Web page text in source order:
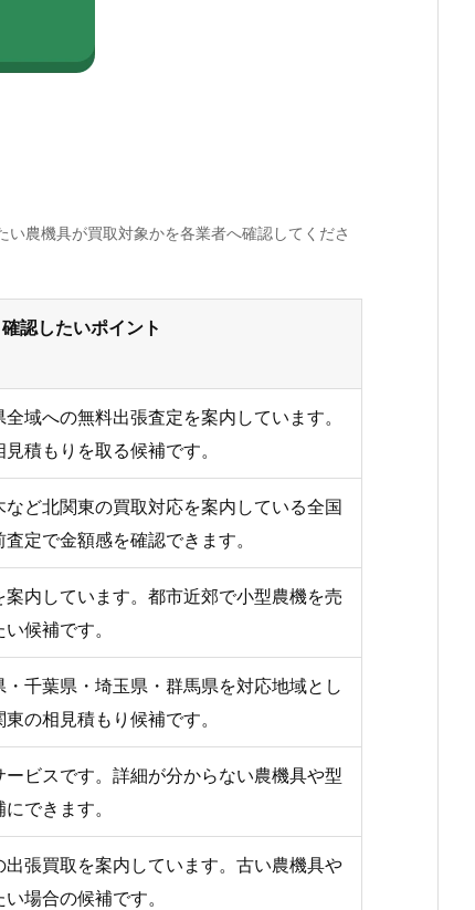
農機具が買取対象かを各業者へ確認してくださ
確認したいポイント
域への無料出張査定を案内しています。
積もりを取る候補です。
ど北関東の買取対応を案内している全国
定で金額感を確認できます。
内しています。都市近郊で小型農機を売
候補です。
千葉県・埼玉県・群馬県を対応地域とし
の相見積もり候補です。
ビスです。詳細が分からない農機具や型
できます。
張買取を案内しています。古い農機具や
場合の候補です。